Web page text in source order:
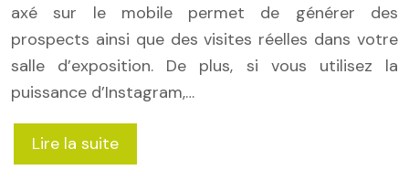
axé sur le mobile permet de générer des
prospects ainsi que des visites réelles dans votre
salle d’exposition. De plus, si vous utilisez la
puissance d’Instagram,…
Lire la suite